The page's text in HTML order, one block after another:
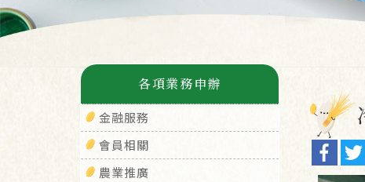
各項業務申辦
金融服務
會員相關
農業推廣